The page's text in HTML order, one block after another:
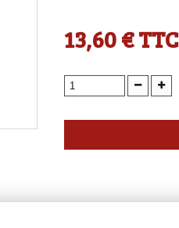
13,60 €TTC